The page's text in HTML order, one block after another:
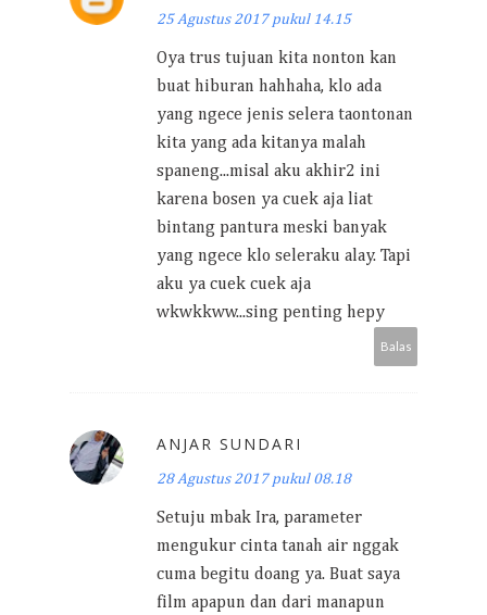
25 Agustus 2017 pukul 14.15
Oya trus tujuan kita nonton kan
buat hiburan hahhaha, klo ada
yang ngece jenis selera taontonan
kita yang ada kitanya malah
spaneng...misal aku akhir2 ini
karena bosen ya cuek aja liat
bintang pantura meski banyak
yang ngece klo seleraku alay. Tapi
aku ya cuek cuek aja
wkwkkww...sing penting hepy
Balas
ANJAR SUNDARI
28 Agustus 2017 pukul 08.18
Setuju mbak Ira, parameter
mengukur cinta tanah air nggak
cuma begitu doang ya. Buat saya
film apapun dan dari manapun